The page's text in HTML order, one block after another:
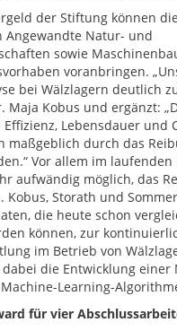
der Stiftung können
Angewandte Natur- und
sowie
voranbringen.
bei Wälzlagern deutlich
Maja Kobus und ergänzt:
Lebensdauer und
maßgeblich durch das
Vor allem im laufenden
aufwändig möglich, das
Kobus, Storath und
die heute schon
können, zur
im Betrieb von
die Entwicklung einer
Learning-
für vier